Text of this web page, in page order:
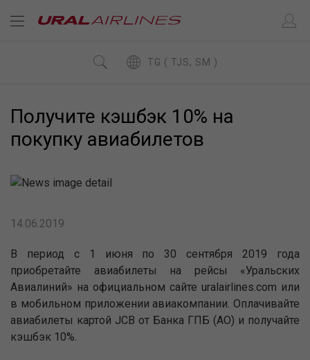
TG ( TJS, SM )
Получите кэшбэк 10% на
покупку авиабилетов
14.06.2019
В период с 1 июня по 30 сентября 2019 года
приобретайте авиабилеты на рейсы «Уральских
Авиалиний» на официальном сайте uralairlines.com или
в мобильном приложении авиакомпании. Оплачивайте
авиабилеты картой JCB от Банка ГПБ (АО) и получайте
кэшбэк 10%.